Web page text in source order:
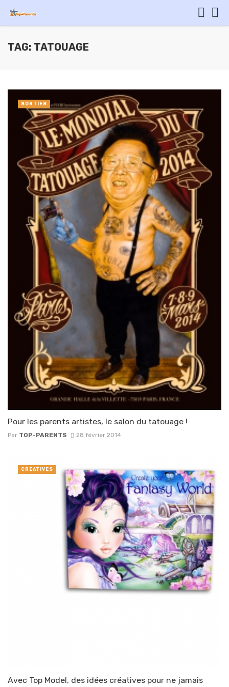
TAG: TATOUAGE
Pour les parents artistes, le salon du tatouage !
Par TOP-PARENTS 28 février 2014
SORTIES
Avec Top Model, des idées créatives pour ne jamais
CRÉATIVES